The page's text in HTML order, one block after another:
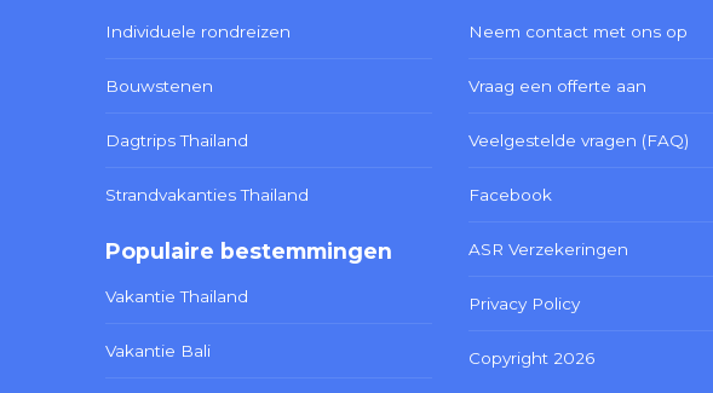
Individuele rondreizen
Bouwstenen
Dagtrips Thailand
Strandvakanties Thailand
Populaire bestemmingen
Vakantie Thailand
Vakantie Bali
Neem contact met ons op
Vraag een offerte aan
Veelgestelde vragen (FAQ)
Facebook
ASR Verzekeringen
Privacy Policy
Copyright 2026